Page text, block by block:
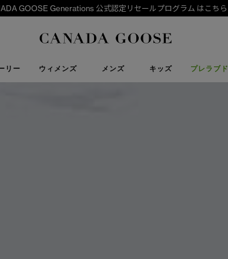
GOOSE Generations 公式認定リセールプログラム はこちら
Canada Goose
リー ウィメンズ メンズ キッズ プレラブド